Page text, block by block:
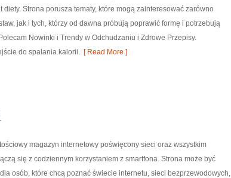
diety. Strona porusza tematy, które mogą zainteresować zarówno
jak i tych, którzy od dawna próbują poprawić formę i potrzebują
Nowinki i Trendy w Odchudzaniu i Zdrowe Przepisy.
do spalania kalorii. [ Read More ]
magazyn internetowy poświęcony sieci oraz wszystkim
się z codziennym korzystaniem z smartfona. Strona może być
osób, które chcą poznać świecie internetu, sieci bezprzewodowych,